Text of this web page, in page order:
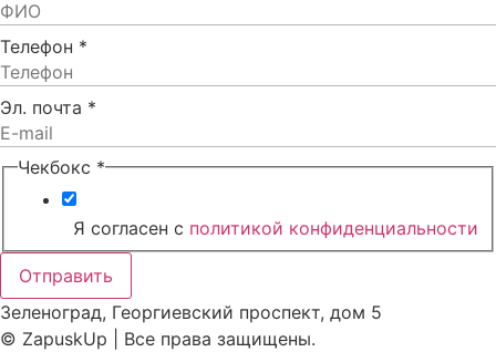
Телефон *
Эл. почта *
Чекбокс *
Я согласен с политикой конфиденциальности
Отправить
Зеленоград, Георгиевский проспект, дом 5
© ZapuskUp | Все права защищены.